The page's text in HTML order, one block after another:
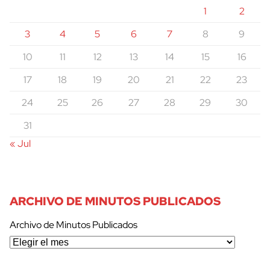
1
2
3
4 5 6 7 8
9
10
11 12 13 14 15
16
17
18 19 20 21 22
23
24
25 26 27 28 29
30
31
« Jul
ARCHIVO DE MINUTOS PUBLICADOS
Archivo de Minutos Publicados